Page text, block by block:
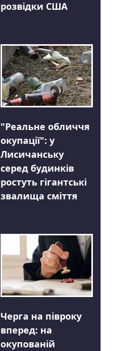
розвідки США
"Реальне обличчя
окупації": у
Лисичанську
серед будинків
ростуть гігантські
звалища сміття
Черга на півроку
вперед: на
окупованій